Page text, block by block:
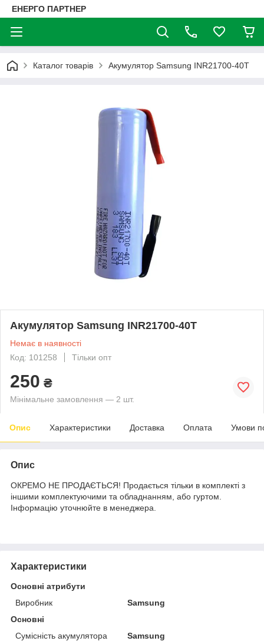
ЕНЕРГО ПАРТНЕР
Каталог товарів Акумулятор Samsung INR21700-40T
Акумулятор Samsung INR21700-40T
Немає в наявності
Код: 101258
Тільки опт
250 ₴
Мінімальне замовлення — 2 шт.
Опис Характеристики Доставка Оплата Умови
Опис
ОКРЕМО НЕ ПРОДАЄТЬСЯ! Продається тільки в комплекті з
іншими комплектуючими та обладнанням, або гуртом.
Інформацію уточнюйте в менеджера.
Характеристики
Основні атрибути
Виробник
Samsung
Основні
Сумісність акумулятора
Samsung